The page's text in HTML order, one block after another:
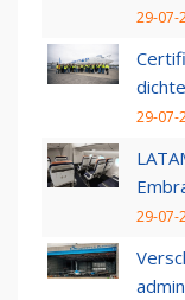
29-07-
29-07-
29-07-